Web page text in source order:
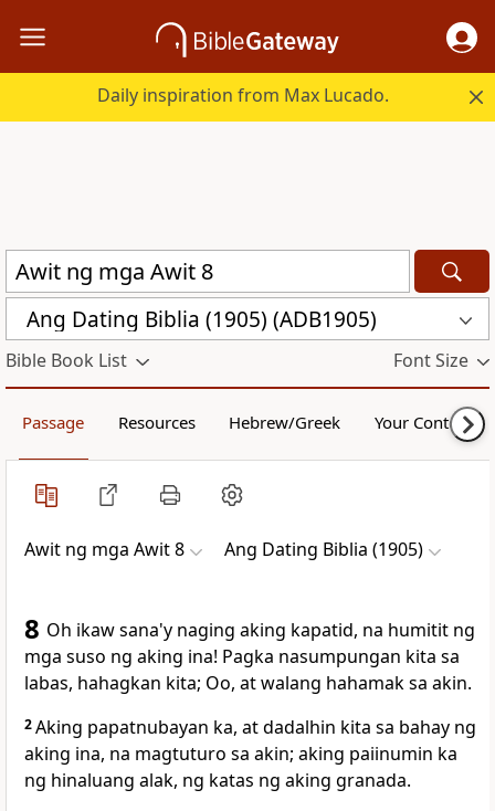
Daily inspiration from Max Lucado.
Ang Dating Biblia (1905) (ADB1905)
Bible Book List Font Size
Passage Resources Hebrew/Greek Your Content
Awit ng mga Awit 8 Ang Dating Biblia (1905)
8 Oh ikaw sana'y naging aking kapatid, na humitit ng
mga suso ng aking ina! Pagka nasumpungan kita sa
labas, hahagkan kita; Oo, at walang hahamak sa akin.
2Aking papatnubayan ka, at dadalhin kita sa bahay ng
aking ina, na magtuturo sa akin; aking paiinumin ka
ng hinaluang alak, ng katas ng aking granada.